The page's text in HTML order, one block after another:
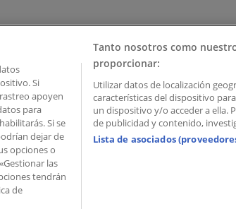
de Mar – 08039 Barcelona, Spain
Si
apoyen
para
Si se
dejar de
opciones o
las
tendrán
de
Tanto nosotros como
proporcionar:
Utilizar datos de localización
características del dispositivo
un dispositivo y/o acceder a ella.
de publicidad y contenido,
Lista de asociados